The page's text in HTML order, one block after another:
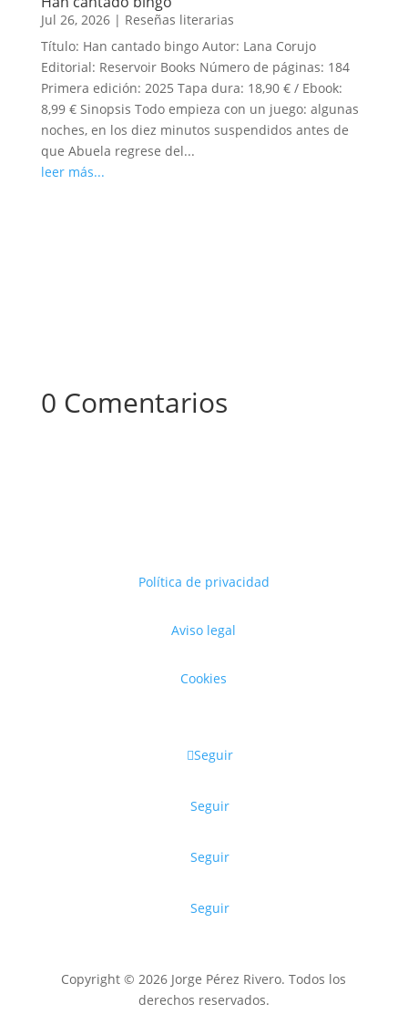
Jul 26, 2026| Reseñas literarias
Título: Han cantado bingo Autor: Lana Corujo
Editorial: Reservoir Books Número de páginas: 184
Primera edición: 2025 Tapa dura: 18,90 € / Ebook:
8,99 € Sinopsis Todo empieza con un juego: algunas
noches, en los diez minutos suspendidos antes de
que Abuela regrese del...
leer más...
0 Comentarios
Política de privacidad
Aviso legal
Cookies
Seguir
Seguir
Seguir
Seguir
Copyright © 2026 Jorge Pérez Rivero. Todos los
derechos reservados.